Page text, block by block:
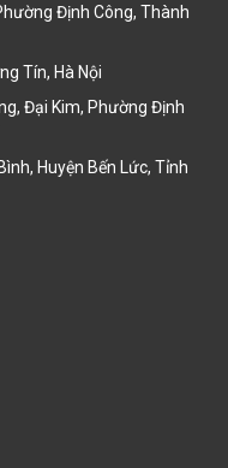
Định Công, Thành
Tín, Hà Nội
Đại Kim, Phường Định
Huyện Bến Lức, Tỉnh